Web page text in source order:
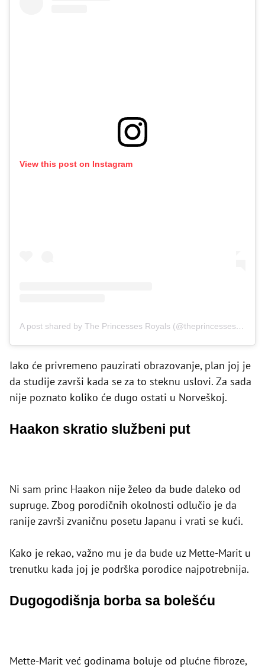
View this post on Instagram
A post shared by The Princesses Royals (@theprincessesroyals)
Iako će privremeno pauzirati obrazovanje, plan joj je
da studije završi kada se za to steknu uslovi. Za sada
nije poznato koliko će dugo ostati u Norveškoj.
Haakon skratio službeni put
Ni sam princ Haakon nije želeo da bude daleko od
supruge. Zbog porodičnih okolnosti odlučio je da
ranije završi zvaničnu posetu Japanu i vrati se kući.
Kako je rekao, važno mu je da bude uz Mette-Marit u
trenutku kada joj je podrška porodice najpotrebnija.
Dugogodišnja borba sa bolešću
Mette-Marit već godinama boluje od plućne fibroze,